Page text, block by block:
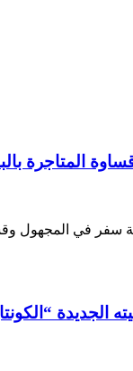
المتاجرة
سفر في المجهول